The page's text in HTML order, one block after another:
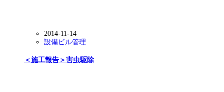
2014-11-14
設備ビル管理
＜施工報告＞害虫駆除